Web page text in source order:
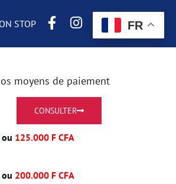
STOP
moyens de paiement
CONSULTER
ou 125.000 F CFA
ou 200.000 F CFA
FR